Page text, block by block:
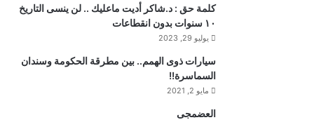
كلمة حق : د.شاكر أديت ماعليك .. لن ينسى التاريخ
١٠ سنوات بدون انقطاعات
يوليو 29, 2023
سيارات ذوى الهمم.. بين مطرقة الحكومة وسندان
السماسرة!!
مايو 2, 2021
العضمجى